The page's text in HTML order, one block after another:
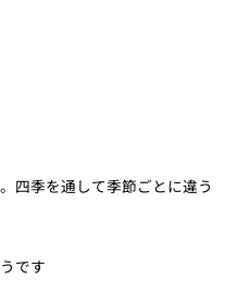
四季を通して季節ごとに違う
です